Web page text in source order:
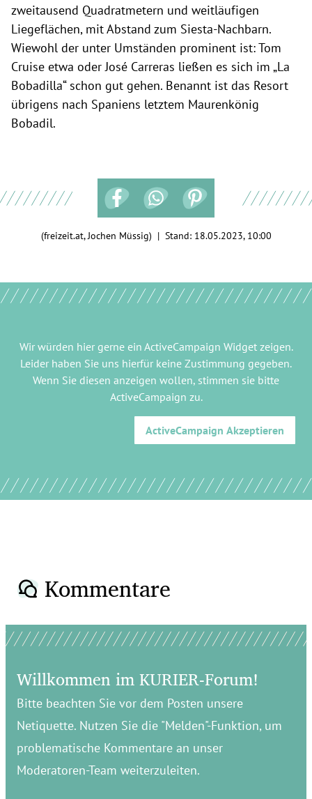
zweitausend Quadratmetern und weitläufigen
Liegeflächen, mit Abstand zum Siesta-Nachbarn.
Wiewohl der unter Umständen prominent ist: Tom
Cruise etwa oder José Carreras ließen es sich im „La
Bobadilla“ schon gut gehen. Benannt ist das Resort
übrigens nach Spaniens letztem Maurenkönig
Bobadil.
(freizeit.at, Jochen Müssig) | Stand: 18.05.2023, 10:00
Wir würden hier gerne ein ActiveCampaign Widgetzeigen.
Leider haben Sie uns hierfür keine Zustimmung gegeben.
Wenn Sie diesen anzeigen wollen, stimmen sie bitte
ActiveCampaign zu.
ActiveCampaign Akzeptieren
Kommentare